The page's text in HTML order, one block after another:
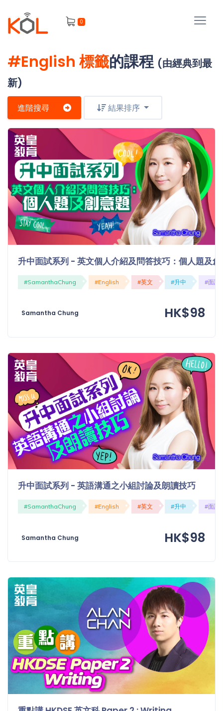
0
進
階
尋
主
題
補
習
課
程
(19)
(81)
選
項
「同
時符
合所
有標
籤」
精準
會
員
我
的
課
程
我
的
功
課
密
碼
登出
#English 標籤的課程 (由經典到最
新)
進階搜尋 結果排序
升中面試系列 - 英文個人介紹及問答技巧：個人題及
#SamanthaChung #English #英文 #升中 #面試
Samantha Chung HK$98
升中面試系列 - 英語溝通之小組討論及朗讀技巧
#SamanthaChung #English #英文 #升中 #面試
Samantha Chung HK$98